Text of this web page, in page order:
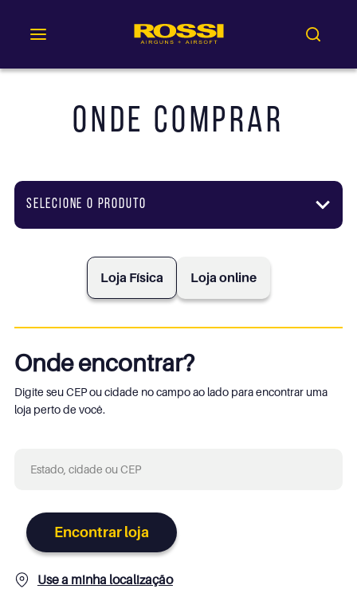
Onde comprar
SELECIONE O PRODUTO
Loja Física Loja online
Onde encontrar?
Digite seu CEP ou cidade no campo ao lado para encontrar uma
loja perto de você.
Encontrar loja
Use a minha localização